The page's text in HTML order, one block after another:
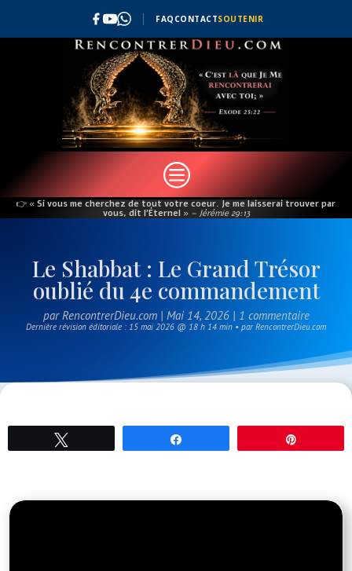
FAQ CONTACTSOUTENIR
c
👉 « Si vous me cherchez de tout votre coeur. Je me laisserai trouver par
vous, dit l’Éternel » – Jérémie 29:13
Le Shabbat : Le Grand Trésor
oublié du 4e commandement
parRencontrerDieu.com| Mai 14, 2026| 1 commentaire
Dernière révision éditoriale : 15 mai 2026 @ 18 h 14 min • par RencontrerDieu.com